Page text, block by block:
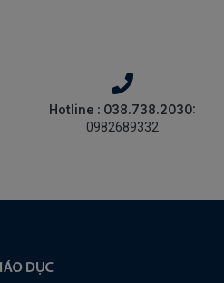
Hotline : 038.738.2030:
0982689332